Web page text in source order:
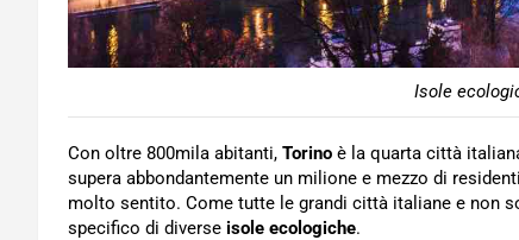
Isole
Con oltre 800mila abitanti, Torino è la quarta città
supera abbondantemente un milione e mezzo di
molto sentito. Come tutte le grandi città italiane e non
specifico di diverse isole ecologiche.